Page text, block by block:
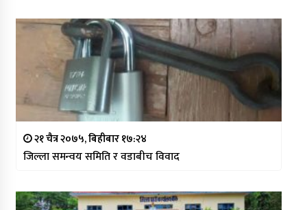
२१ चैत्र २०७५, बिहीबार १७:२४
जिल्ला समन्वय समिति र वडाबीच विवाद